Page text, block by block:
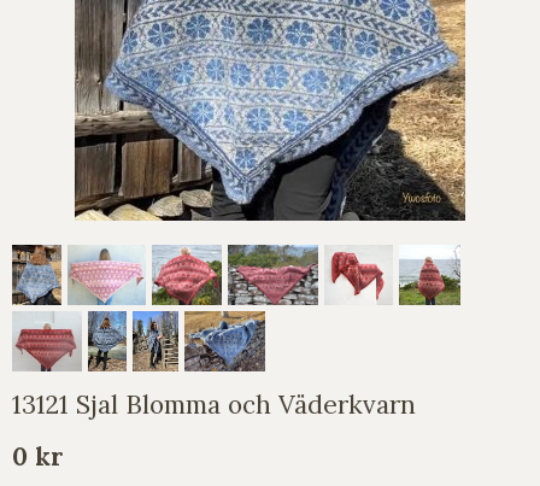
13121 Sjal Blomma och Väderkvarn
0 kr